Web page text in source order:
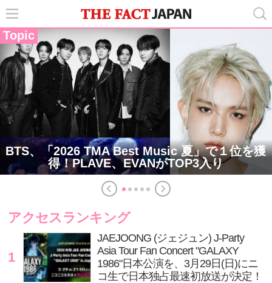
Topic
BTS、「2026 TMA Best Music 夏」で１位を獲
得！PLAVE、EVANがTOP3入り
アクセスランキング
1
JAEJOONG (ジェジュン) J-Party
Asia Tour Fan Concert "GALAXY
1986"日本公演を、3月29日(日)にニ
コ生で日本独占最速初放送が決定！